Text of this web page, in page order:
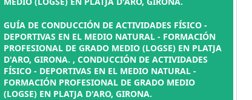
GUÍA DE CONDUCCIÓN DE ACTIVIDADES FÍSICO -
DEPORTIVAS EN EL MEDIO NATURAL - FORMACIÓN
PROFESIONAL DE GRADO MEDIO (LOGSE) EN PLATJA
D'ARO, GIRONA. , CONDUCCIÓN DE ACTIVIDADES
FÍSICO - DEPORTIVAS EN EL MEDIO NATURAL -
FORMACIÓN PROFESIONAL DE GRADO MEDIO
(LOGSE) EN PLATJA D'ARO, GIRONA.